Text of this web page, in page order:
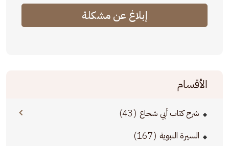
إبلاغ عن مشكلة
الأقسام
شرح كتاب أبي شجاع (43)
السيرة النبوية (167)